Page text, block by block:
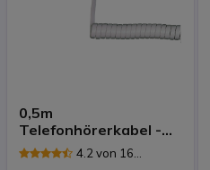
0,5m
Telefonhörerkabel -
weiß
4.2 von 16